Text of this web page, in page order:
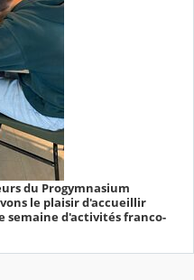
du Progymnasium
le plaisir d'accueillir
semaine d'activités franco-